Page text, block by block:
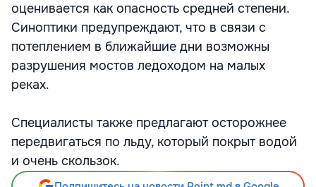
оценивается как опасность средней степени.
Синоптики предупреждают, что в связи с
потеплением в ближайшие дни возможны
разрушения мостов ледоходом на малых
реках.
Специалисты также предлагают осторожнее
передвигаться по льду, который покрыт водой
и очень скользок.